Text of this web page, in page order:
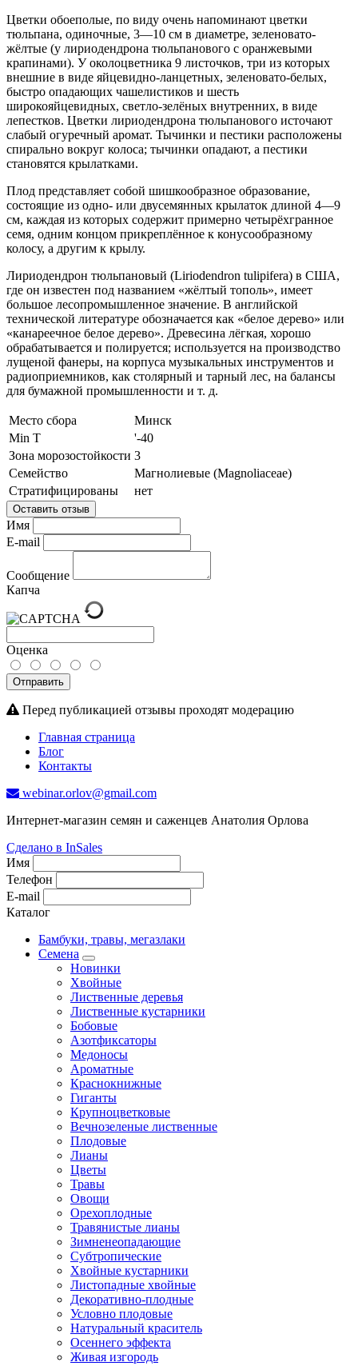
Цветки обоеполые, по виду очень напоминают цветки
тюльпана, одиночные, 3—10 см в диаметре, зеленовато-
жёлтые (у лириодендрона тюльпанового с оранжевыми
крапинами). У околоцветника 9 листочков, три из которых
внешние в виде яйцевидно-ланцетных, зеленовато-белых,
быстро опадающих чашелистиков и шесть
широкояйцевидных, светло-зелёных внутренних, в виде
лепестков. Цветки лириодендрона тюльпанового источают
слабый огуречный аромат. Тычинки и пестики расположены
спирально вокруг колоса; тычинки опадают, а пестики
становятся крылатками.
Плод представляет собой шишкообразное образование,
состоящие из одно- или двусемянных крылаток длиной 4—9
см, каждая из которых содержит примерно четырёхгранное
семя, одним концом прикреплённое к конусообразному
колосу, а другим к крылу.
Лириодендрон тюльпановый (Liriodendron tulipifera) в США,
где он известен под названием «жёлтый тополь», имеет
большое лесопромышленное значение. В английской
технической литературе обозначается как «белое дерево» или
«канареечное белое дерево». Древесина лёгкая, хорошо
обрабатывается и полируется; используется на производство
лущеной фанеры, на корпуса музыкальных инструментов и
радиоприемников, как столярный и тарный лес, на балансы
для бумажной промышленности и т. д.
Место сбора
Минск
Min T
'-40
Зона морозостойкости 3
Семейство
Магнолиевые (Magnoliaceae)
Стратифицированы
нет
Оставить отзыв
Имя
E-mail
Сообщение
Капча
Оценка
Отправить
Перед публикацией отзывы проходят модерацию
Главная страница
Блог
Контакты
webinar.orlov@gmail.com
Интернет-магазин семян и саженцев Анатолия Орлова
Сделано в InSales
Имя
Телефон
E-mail
Каталог
Бамбуки, травы, мегазлаки
Семена
Новинки
Хвойные
Лиственные деревья
Лиственные кустарники
Бобовые
Азотфиксаторы
Медоносы
Ароматные
Краснокнижные
Гиганты
Крупноцветковые
Вечнозеленые лиственные
Плодовые
Лианы
Цветы
Травы
Овощи
Орехоплодные
Травянистые лианы
Зимненеопадающие
Субтропические
Хвойные кустарники
Листопадные хвойные
Декоративно-плодные
Условно плодовые
Натуральный краситель
Осеннего эффекта
Живая изгородь